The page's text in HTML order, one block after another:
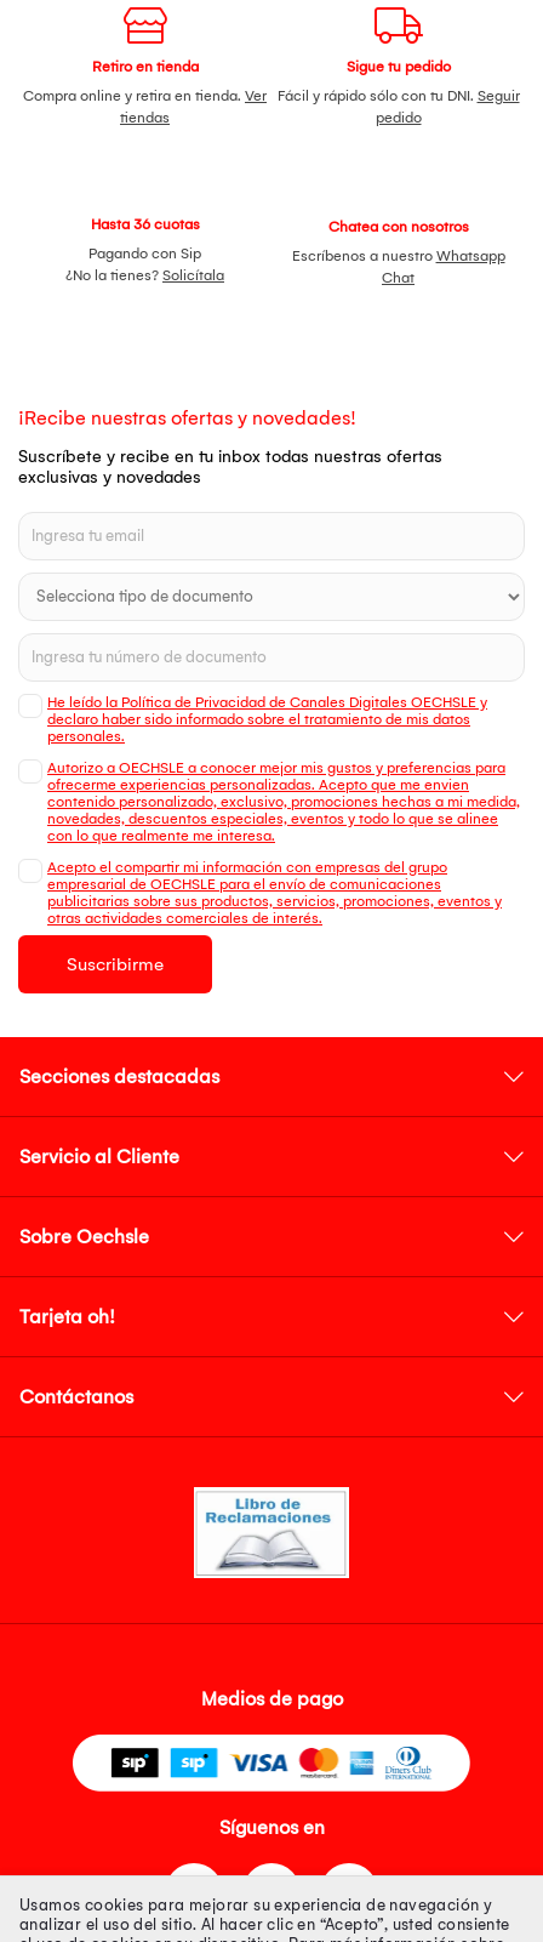
Retiro en tienda
Compra online y retira en tienda. Ver
tiendas
Sigue tu pedido
Fácil y rápido sólo con tu DNI. Seguir
pedido
Hasta 36 cuotas
Pagando con Sip
¿No la tienes? Solicítala
Chatea con nosotros
Escríbenos a nuestro Whatsapp
Chat
¡Recibe nuestras ofertas y novedades!
Suscríbete y recibe en tu inbox todas nuestras ofertas
exclusivas y novedades
He leído la Política de Privacidad de Canales Digitales OECHSLE y
declaro haber sido informado sobre el tratamiento de mis datos
personales.
Autorizo a OECHSLE a conocer mejor mis gustos y preferencias para
ofrecerme experiencias personalizadas. Acepto que me envien
contenido personalizado, exclusivo, promociones hechas a mi medida,
novedades, descuentos especiales, eventos y todo lo que se alinee
con lo que realmente me interesa.
Acepto el compartir mi información con empresas del grupo
empresarial de OECHSLE para el envío de comunicaciones
publicitarias sobre sus productos, servicios, promociones, eventos y
otras actividades comerciales de interés.
Suscribirme
Secciones destacadas
Servicio al Cliente
Sobre Oechsle
Tarjeta oh!
Contáctanos
Medios de pago
Síguenos en
Usamos cookies para mejorar su experiencia de navegación y
analizar el uso del sitio. Al hacer clic en “Acepto”, usted consiente